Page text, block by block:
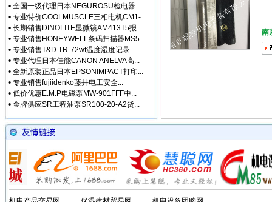
• [网站公告] 武藏
• [网站公告]
泽藤
• [网站公告]
英格索
• [网站公告]
藤井
藤井电
• [最新通知] 独家代理
• [网站公告] 独家代理
• [最新通知] 独家代理
• [最新快讯] 独家代理
• [网站公告] 大陆专业
• [最新快讯] 南京鹏控
• [最新快讯]
• 全国一级代理日本NEGUROSU检电器...
• 专业特价COOLMUSCLE三相电机CM1-...
• 长期销售DINOLITE显微镜AM413T5报...
• 专业销售HONEYWELL条码扫描器MS5...
• 专业销售T&D TR-72wf温度湿度记录...
• 专业代理日本佳能CANON ANELVA高...
• 全新原装正品日本EPSONIMPACT打印...
• 专业销售fujiidenko藤井电工安全...
• 低价优惠E.M.P电磁泵MW-901FFF中...
• 金牌供应SR工程油泵SR100-20-A2货...
南